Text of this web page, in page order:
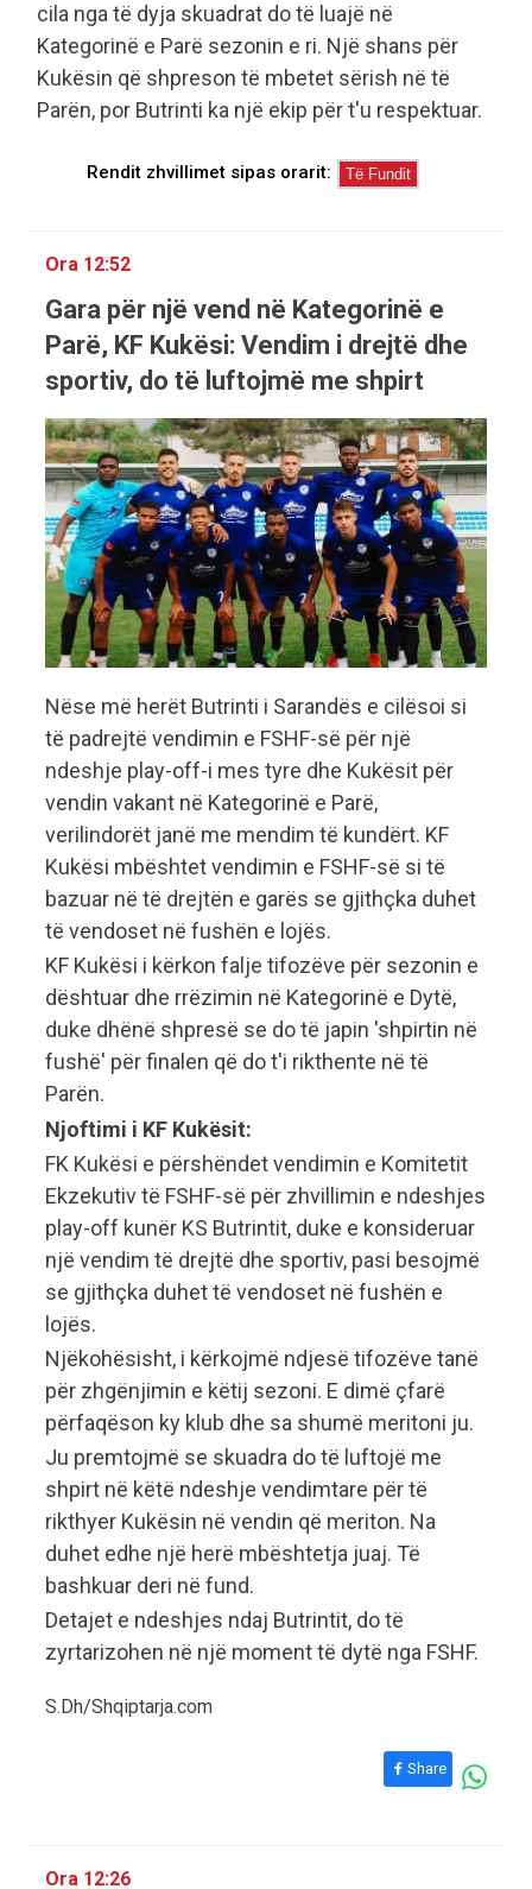
cila nga të dyja skuadrat do të luajë në
Kategorinë e Parë sezonin e ri. Një shans për
Kukësin që shpreson të mbetet sërish në të
Parën, por Butrinti ka një ekip për t'u respektuar.
Rendit zhvillimet sipas orarit:
Ora 12:52
Gara për një vend në Kategorinë e
Parë, KF Kukësi: Vendim i drejtë dhe
sportiv, do të luftojmë me shpirt
Nëse më herët Butrinti i Sarandës e cilësoi si
të padrejtë vendimin e FSHF-së për një
ndeshje play-off-i mes tyre dhe Kukësit për
vendin vakant në Kategorinë e Parë,
verilindorët janë me mendim të kundërt. KF
Kukësi mbështet vendimin e FSHF-së si të
bazuar në të drejtën e garës se gjithçka duhet
të vendoset në fushën e lojës.
KF Kukësi i kërkon falje tifozëve për sezonin e
dështuar dhe rrëzimin në Kategorinë e Dytë,
duke dhënë shpresë se do të japin 'shpirtin në
fushë' për finalen që do t'i rikthente në të
Parën.
Njoftimi i KF Kukësit:
FK Kukësi e përshëndet vendimin e Komitetit
Ekzekutiv të FSHF-së për zhvillimin e ndeshjes
play-off kunër KS Butrintit, duke e konsideruar
një vendim të drejtë dhe sportiv, pasi besojmë
se gjithçka duhet të vendoset në fushën e
lojës.
Njëkohësisht, i kërkojmë ndjesë tifozëve tanë
për zhgënjimin e këtij sezoni. E dimë çfarë
përfaqëson ky klub dhe sa shumë meritoni ju.
Ju premtojmë se skuadra do të luftojë me
shpirt në këtë ndeshje vendimtare për të
rikthyer Kukësin në vendin që meriton. Na
duhet edhe një herë mbështetja juaj. Të
bashkuar deri në fund.
Detajet e ndeshjes ndaj Butrintit, do të
zyrtarizohen në një moment të dytë nga FSHF.
S.Dh/Shqiptarja.com
Share
Ora 12:26